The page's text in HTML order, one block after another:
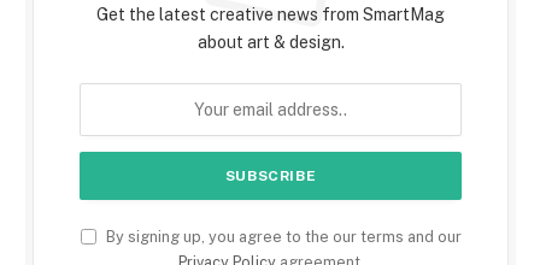
Get the latest creative news from SmartMag
about art & design.
By signing up, you agree to the our terms and our